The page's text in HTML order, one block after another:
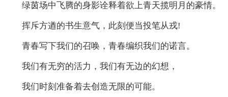
绿茵场中飞腾的身影诠释着欲上青天揽明月的豪情。
挥斥方遒的书生意气，此刻便当投笔从戎!
青春写下我们的召唤，青春编织我们的诺言。
我们有无穷的活力，我们有无边的幻想，
我们时刻准备着去创造无限的可能。